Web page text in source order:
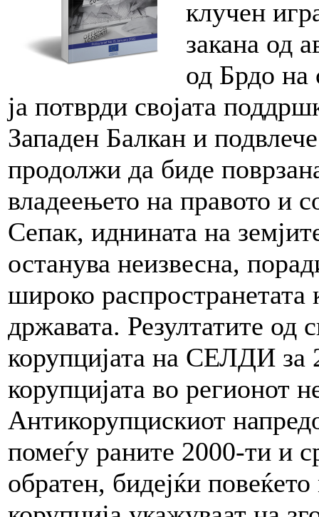
клучен
закана од
од Брдо
ја потврди својата
Западен Балкан и
продолжи да биде
владеењето на правото и
Сепак, иднината на
останува неизвесна,
широко распространетата
државата. Резултатите од
корупцијата на СЕЛДИ за
корупцијата во регионот
Антикорупцискиот
помеѓу раните 2000-ти и
обратен, бидејќи